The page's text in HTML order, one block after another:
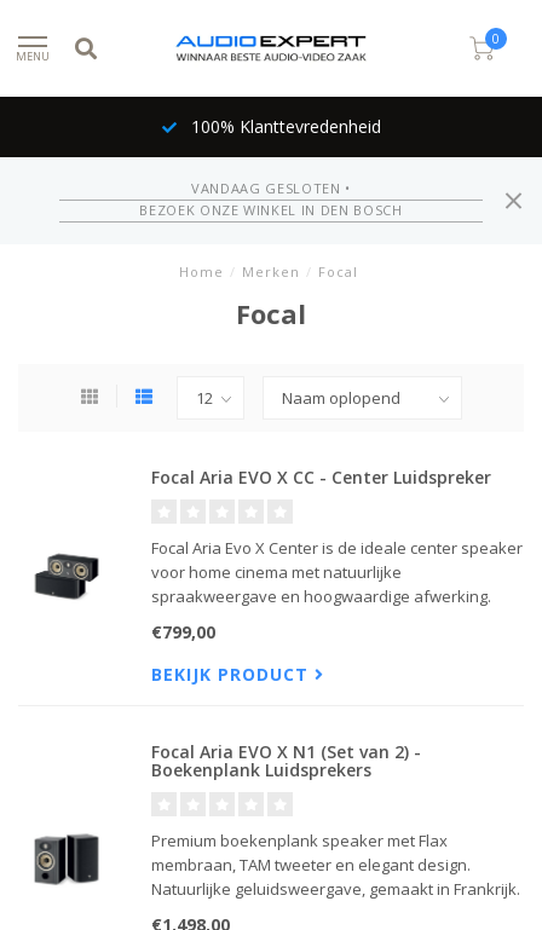
MENU
0
100% Klanttevredenheid
VANDAAG GESLOTEN •
BEZOEK ONZE WINKEL IN DEN BOSCH
Home / Merken / Focal
Focal
Focal Aria EVO X CC - Center Luidspreker
Focal Aria Evo X Center is de ideale center speaker
voor home cinema met natuurlijke
spraakweergave en hoogwaardige afwerking.
€799,00
BEKIJK PRODUCT
Focal Aria EVO X N1 (Set van 2) -
Boekenplank Luidsprekers
Premium boekenplank speaker met Flax
membraan, TAM tweeter en elegant design.
Natuurlijke geluidsweergave, gemaakt in Frankrijk.
€1.498,00